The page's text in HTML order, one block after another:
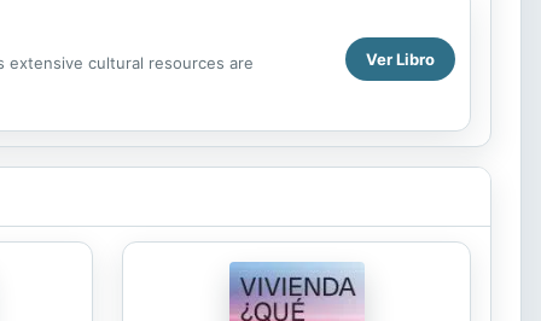
extensive cultural resources are Ver Libro